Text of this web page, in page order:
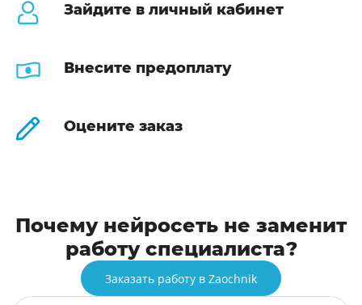
Зайдите в личный кабинет
Внесите предоплату
Оцените заказ
Почему нейросеть не заменит
работу специалиста?
Заказать работу в Zaochnik